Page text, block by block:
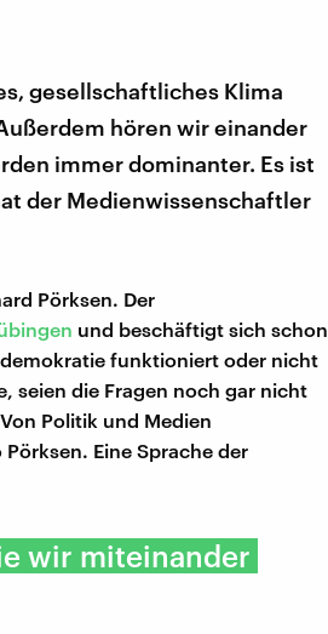
gesellschaftliches Klima
hören wir einander
immer dominanter. Es ist
der Medienwissenschaftler
Pörksen. Der
und beschäftigt sich schon
funktioniert oder nicht
seien die Fragen noch gar nicht
Politik und Medien
Eine Sprache der
wir miteinander